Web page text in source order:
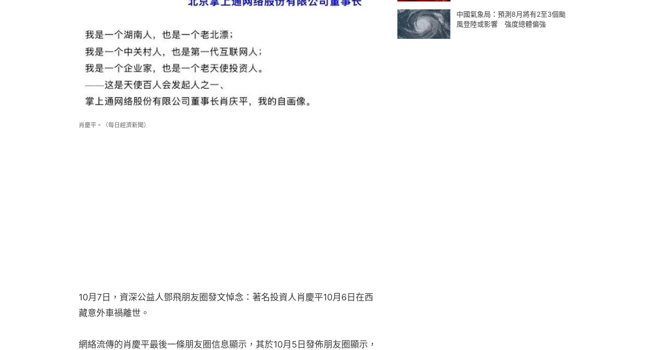
肖慶平。（每日經濟新聞）
10月7日，資深公益人鄧飛朋友圈發文悼念：著名投資人肖慶平10月6日在西
藏意外車禍離世。
網絡流傳的肖慶平最後一條朋友圈信息顯示，其於10月5日發佈朋友圈顯示，
中國氣象局：預測8月將有2至3個颱
風登陸或影響 強度總體偏強